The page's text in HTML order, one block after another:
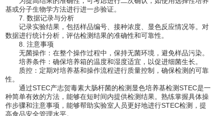
基或分子生物学方法进行进一步验证。
7. 数据记录与分析
记录实验结果，包括样品编号、接种浓度、显色反应情况等。对
数据进行统计分析，评估检测结果的准确性和可靠性。
8. 注意事项
无菌操作：在整个操作过程中，保持无菌环境，避免样品污染。
培养条件：确保培养箱的温度和湿度适宜，以促进细菌生长。
质控：定期对培养基和操作流程进行质量控制，确保检测的可靠
性。
通过STEC产志贺毒素大肠杆菌的检测显色培养基检测STEC是一
种简单有效的方法，能够在短时间内提供检测结果。熟练掌握具体操
作步骤和注意事项，能够帮助实验室人员更好地进行STEC检测，提
高食品安全管理水平。